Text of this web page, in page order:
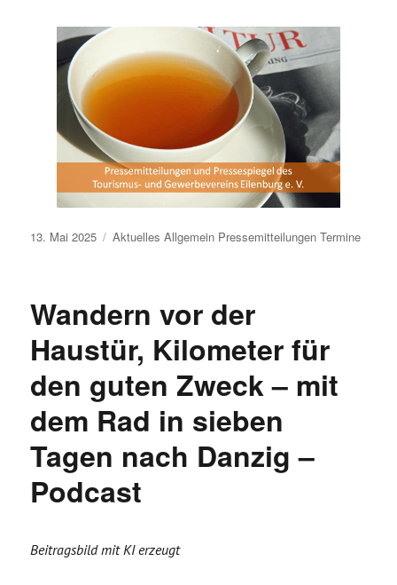
Veröffentlicht
13. Mai 2025 Aktuelles Allgemein Pressemitteilungen Termine
Wandern vor der
Haustür, Kilometer für
den guten Zweck – mit
dem Rad in sieben
Tagen nach Danzig –
Podcast
Beitragsbild mit KI erzeugt